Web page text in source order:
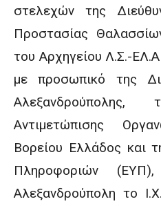
στελεχών της
Προστασίας
του Αρχηγείου Λ.Σ.-
με προσωπικό της
Αλεξανδρούπολης,
Αντιμετώπισης
Βορείου Ελλάδος και
Πληροφοριών
Αλεξανδρούπολη το